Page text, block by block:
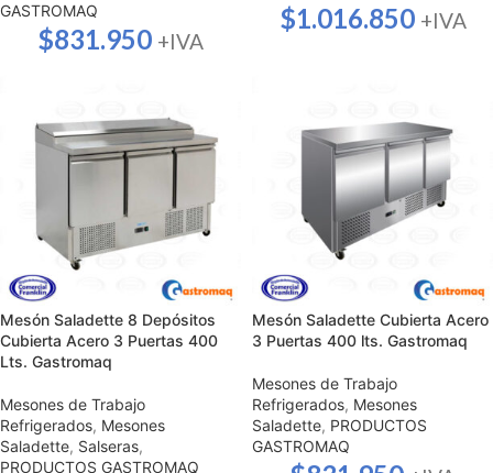
GASTROMAQ
$831.950 +IVA
$1.016.850 +IVA
Mesón Saladette 8 Depósitos
Cubierta Acero 3 Puertas 400
Lts. Gastromaq
Mesones de Trabajo
Refrigerados, Mesones
Saladette, Salseras,
PRODUCTOS GASTROMAQ
Mesón Saladette Cubierta Acero
3 Puertas 400 lts. Gastromaq
Mesones de Trabajo
Refrigerados, Mesones
Saladette, PRODUCTOS
GASTROMAQ